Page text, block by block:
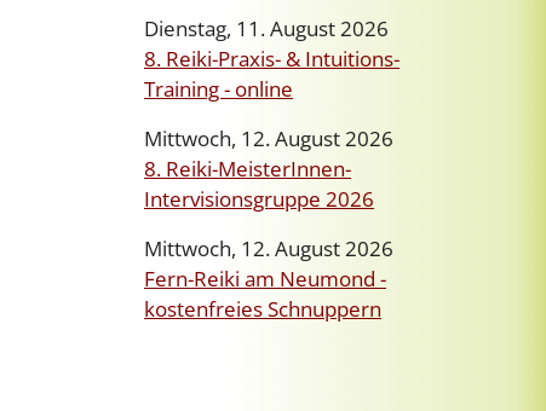
Dienstag, 11. August 2026
8. Reiki-Praxis- & Intuitions-
Training - online
Mittwoch, 12. August 2026
8. Reiki-MeisterInnen-
Intervisionsgruppe 2026
Mittwoch, 12. August 2026
Fern-Reiki am Neumond -
kostenfreies Schnuppern